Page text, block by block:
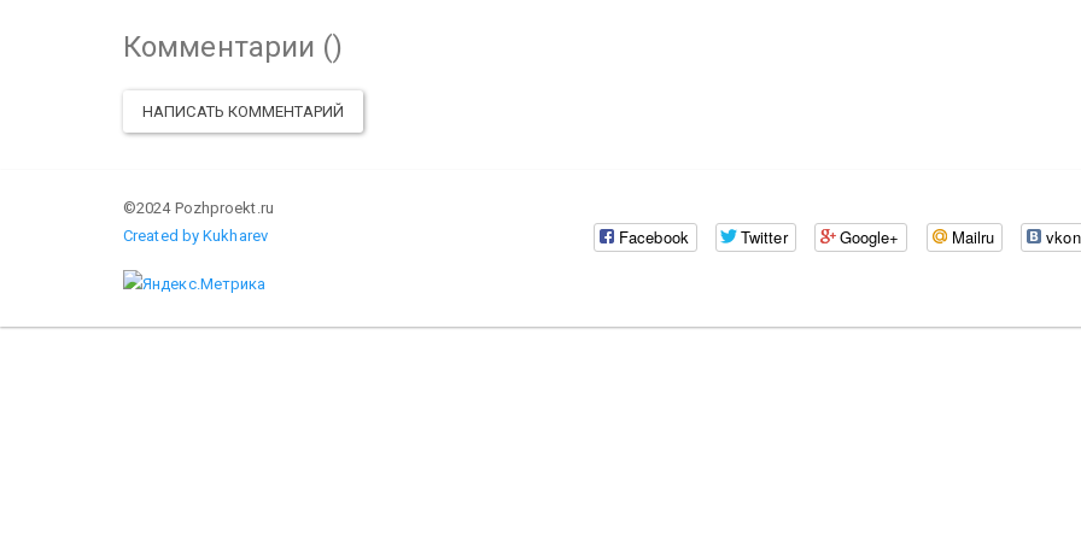
Комментарии ()
НАПИСАТЬ КОММЕНТАРИЙ
©2024 Pozhproekt.ru
Created by Kukharev
Facebook Twitter Google+ Mailru